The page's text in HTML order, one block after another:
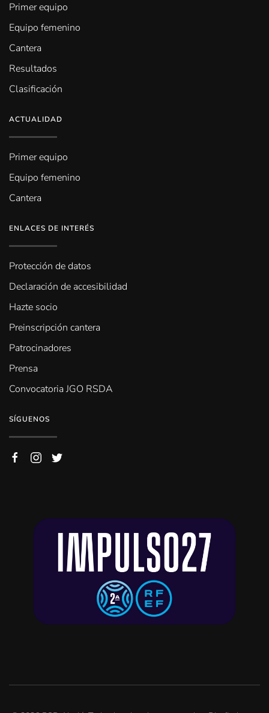
Primer equipo
Equipo femenino
Cantera
Resultados
Clasificación
ACTUALIDAD
Primer equipo
Equipo femenino
Cantera
ENLACES DE INTERÉS
Protección de datos
Declaración de accesibilidad
Hazte socio
Preinscripción cantera
Patrocinadores
Prensa
Convocatoria JGO RSDA
SÍGUENOS